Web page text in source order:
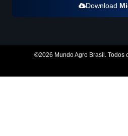
Download
©2026 Mundo Agro Brasil. Todos